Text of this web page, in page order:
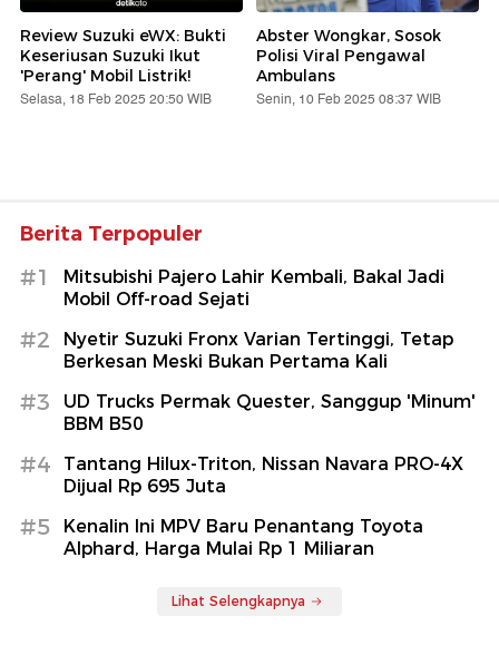
Review Suzuki eWX: Bukti
Keseriusan Suzuki Ikut
'Perang' Mobil Listrik!
Selasa, 18 Feb 2025 20:50 WIB
Abster Wongkar, Sosok
Polisi Viral Pengawal
Ambulans
Senin, 10 Feb 2025 08:37 WIB
Berita Terpopuler
#1
Mitsubishi Pajero Lahir Kembali, Bakal Jadi
Mobil Off-road Sejati
#2
Nyetir Suzuki Fronx Varian Tertinggi, Tetap
Berkesan Meski Bukan Pertama Kali
#3
UD Trucks Permak Quester, Sanggup 'Minum'
BBM B50
#4
Tantang Hilux-Triton, Nissan Navara PRO-4X
Dijual Rp 695 Juta
#5
Kenalin Ini MPV Baru Penantang Toyota
Alphard, Harga Mulai Rp 1 Miliaran
Lihat Selengkapnya